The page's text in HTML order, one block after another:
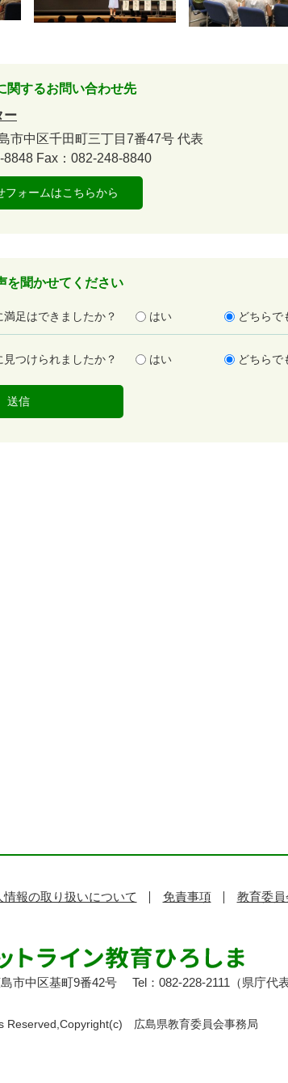
関するお問い合わせ先
ー
市中区千田町三丁目7番47号 代表
8848 Fax：082-248-8840
フォームはこちらから
を聞かせてください
満足はできましたか？ はい どちらで
見つけられましたか？ はい どちらで
情報の取り扱いについて 免責事項 教育委
市中区基町9番42号 Tel：082-228-2111（県庁代表
Reserved,Copyright(c) 広島県教育委員会事務局